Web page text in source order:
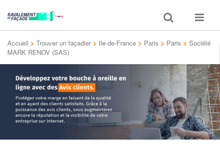
Toggle
search
Toggle
Accueil > Trouver un façadier > Ile-de-France > Paris > Paris > Société
MARK RENOV (SAS)